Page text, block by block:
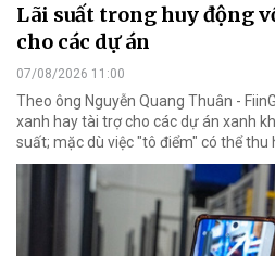
Lãi suất trong huy động
cho các dự án
07/08/2026 11:00
Theo ông Nguyễn Quang Thuân -
xanh hay tài trợ cho các dự án xanh
suất; mặc dù việc "tô điểm" có thể thu